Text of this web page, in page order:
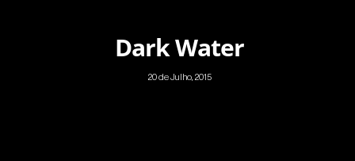
Dark Water
20 de Julho, 2015